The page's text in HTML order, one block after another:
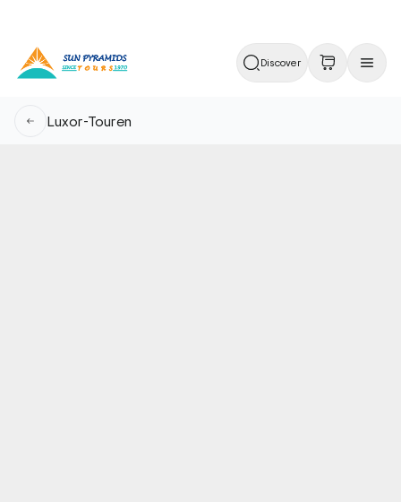
Discover
Luxor-Touren